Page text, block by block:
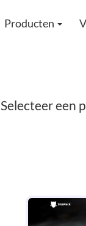
Producten
Selecteer een